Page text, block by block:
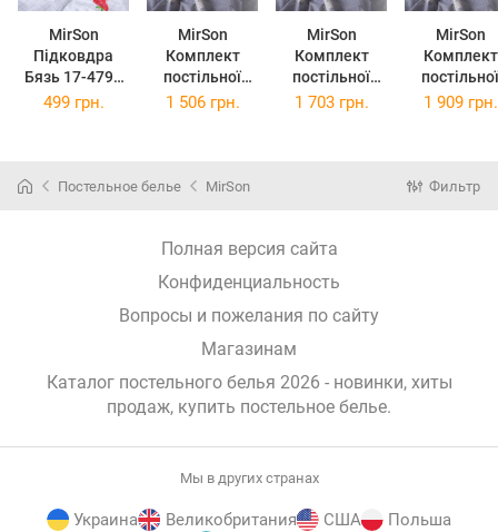
MirSon
Підковдра
Бязь 17-4794
Ascoli-Satriano
MirSon
Комплект
постільної
білизни
Бязь
MirSon
Комплект
постільної
білизни
MirSon
Комплект
постільної
білизни Євро
499 грн. 1 506 грн. 1 703 грн. 1 909 грн.
Постельное белье MirSon Фильтр
Полная версия сайта
Конфиденциальность
Вопросы и пожелания по сайту
Магазинам
Каталог постельного белья 2026 - новинки, хиты
продаж, купить постельное белье.
Мы в других странах
Украина Великобритания США Польша